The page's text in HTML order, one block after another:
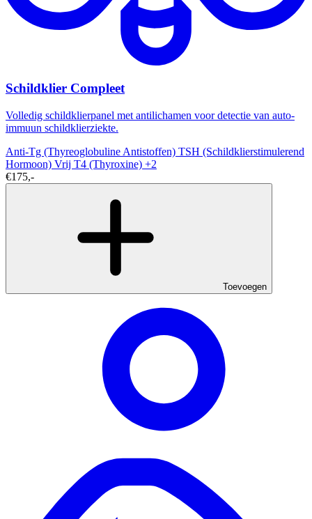
Schildklier Compleet
Volledig schildklierpanel met antilichamen voor detectie van auto-
immuun schildklierziekte.
Anti-Tg (Thyreoglobuline Antistoffen) TSH (Schildklierstimulerend
Hormoon) Vrij T4 (Thyroxine) +2
€175,-
Toevoegen